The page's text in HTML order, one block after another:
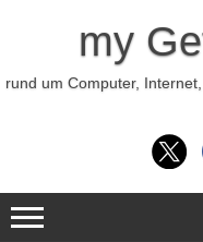
my
rund um Computer,